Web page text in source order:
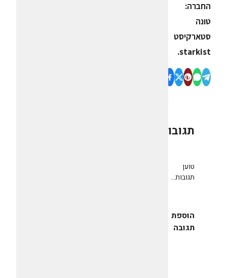
החברה:
טונה
סטארקיסט
starkist.
תגובות
טוען
תגובות...
הוספת
תגובה